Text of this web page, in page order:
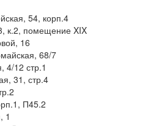
54, корп.4
к.2, помещение XIX
16
68/7
4/12 стр.1
31, стр.4
П45.2
1